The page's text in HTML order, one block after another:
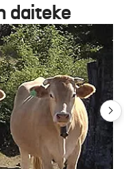
daiteke